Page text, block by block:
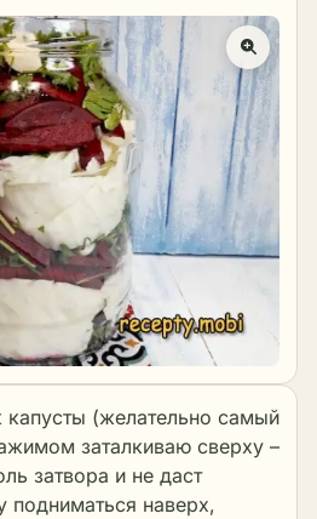
капусты (желательно самый
заталкиваю сверху –
затвора и не даст
наверх,